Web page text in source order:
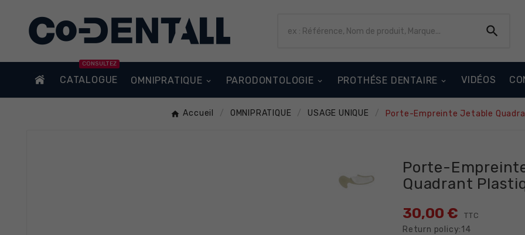

CATALOGUE
CONSULTEZ
OMNIPRATIQUE PARODONTOLOGIE PROTHÉSE DENTAIRE VIDÉOS
Accueil OMNIPRATIQUE USAGE UNIQUE Porte-Empreinte Jetable
Porte-
Quadrant
30,00 € TTC
Return policy:14